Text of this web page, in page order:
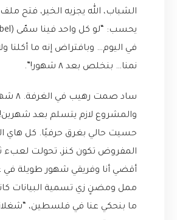
الشباب، الله يجزيه الخير، فتح
في اليوم… وبافتراض إنه ما أكلنا
نمنا… بنخلص بعد ٨ شهور!”.
ساد صمت رهيب
والمشروع لازم يتسلم بعد
حسيت حالي بغرق حرفيًا. كل هاي
المفروض تكون كنز، تحولت لعبء
أقضي أنا وفريقي شهور طويلة في
ممل ومضنٍ زي تسمية البيانات
ما بنحكي عنا في فلسطين،